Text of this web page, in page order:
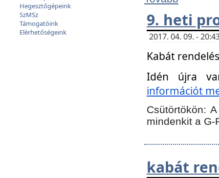
Hegesztőgépeink
SzMSz
Támogatóink
Elérhetőségeink
9. heti
2017. 04. 09. -
Kabát
Idén újra
információt
Csütörtökön:A
mindenkit a G-
kabát